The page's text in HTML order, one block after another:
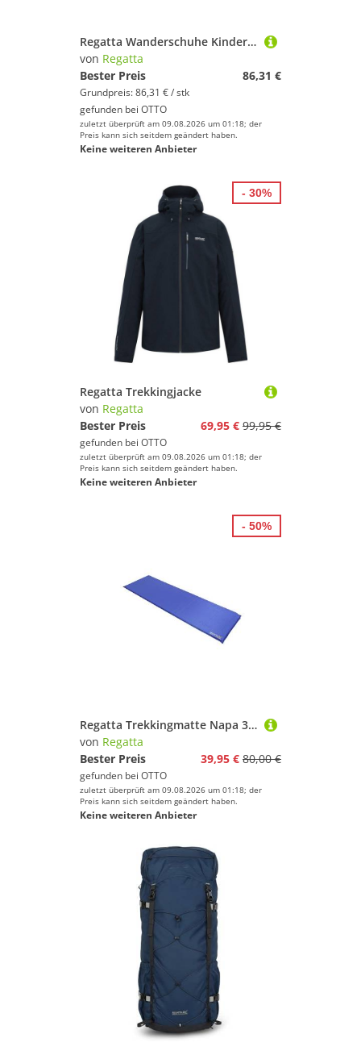
Regatta Wanderschuhe Kinder SamarisIIIBootJnr Kids Boots Outdoorschuh
von Regatta
Bester Preis
86,31 €
Grundpreis: 86,31 € / stk
gefunden bei OTTO
zuletzt überprüft am 09.08.2026 um 01:18; der
Preis kann sich seitdem geändert haben.
Keine weiteren Anbieter
Regatta Trekkingjacke
von Regatta
Bester Preis
69,95 € 99,95 €
gefunden bei OTTO
zuletzt überprüft am 09.08.2026 um 01:18; der
Preis kann sich seitdem geändert haben.
Keine weiteren Anbieter
- 30%
Regatta Trekkingmatte Napa 3 Mat
von Regatta
Bester Preis
39,95 € 80,00 €
gefunden bei OTTO
zuletzt überprüft am 09.08.2026 um 01:18; der
Preis kann sich seitdem geändert haben.
Keine weiteren Anbieter
- 50%